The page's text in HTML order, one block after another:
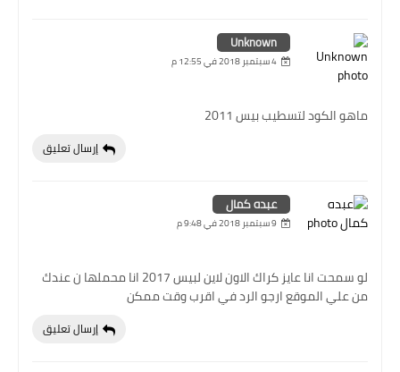
Unknown
4 سبتمبر 2018 في 12:55 م
ماهو الكود لتسطيب بيس 2011
إرسال تعليق
عبده كمال
9 سبتمبر 2018 في 9:48 م
لو سمحت انا عايز كراك الاون لاين لبيس 2017 انا محملها ن عندك
من علي الموقع ارجو الرد في اقرب وقت ممكن
إرسال تعليق